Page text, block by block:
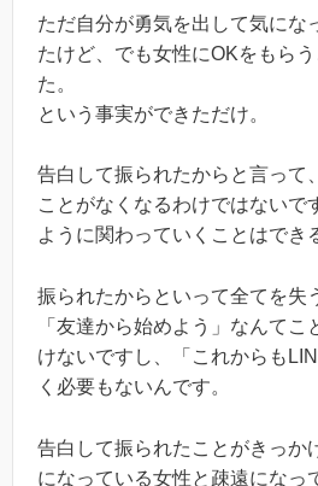
ただ自分が勇気を出して気にな
たけど、でも女性にOKをもら
た。
という事実ができただけ。
告白して振られたからと言って
ことがなくなるわけではないで
ように関わっていくことはでき
振られたからといって全てを失
「友達から始めよう」なんて
けないですし、「これからも
く必要もないんです。
告白して振られたことがきっか
になっている女性と疎遠になっ